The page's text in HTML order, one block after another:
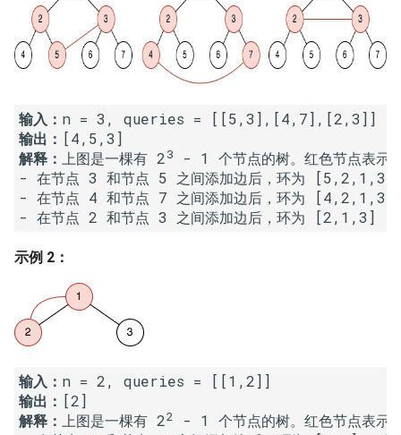
20. 表示数值的字符串
21. 调整数组顺序使奇数位于
偶数前面
22. 链表中倒数第 k 个节点
24. 反转链表
25. 合并两个排序的链表
26. 树的子结构
27. 二叉树的镜像
28. 对称的二叉树
29. 顺时针打印矩阵
30. 包含 min 函数的栈
18. 有效的回文
文
20. 回文子字符串的个数
21. 删除链表的倒数第 n 个结
22. 链表中环的入口节点
23. 两个链表的第一个重合节
点
24. 反转链表
25. 链表中的两数相加
3.2. 栈的最小值
3.3. 堆盘子
3.5. 栈排序
3.6. 动物收容所
4.1. 节点间通路
4.3. 特定深度节点链表
4.5. 合法二叉搜索树
输入：
输出：
解释：
上图是一棵有 23
- 1 个节点的树。红色节点表示
- 在节点 3 和节点 5 之间添加边后，环为 [5,2,1,3] ，
- 在节点 4 和节点 7 之间添加边后，环为 [4,2,1,3,7]
示例 2：
输入：
输出：
解释：
上图是一棵有 22 - 1 个节点的树。红色节点表示